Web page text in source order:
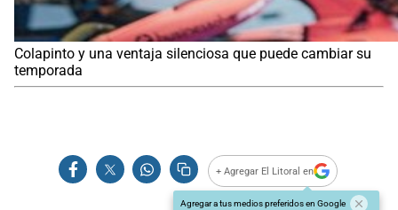
Colapinto y una ventaja silenciosa que puede cambiar su
temporada
+ Agregar El Litoral en
Agregar a tus medios preferidos en Google